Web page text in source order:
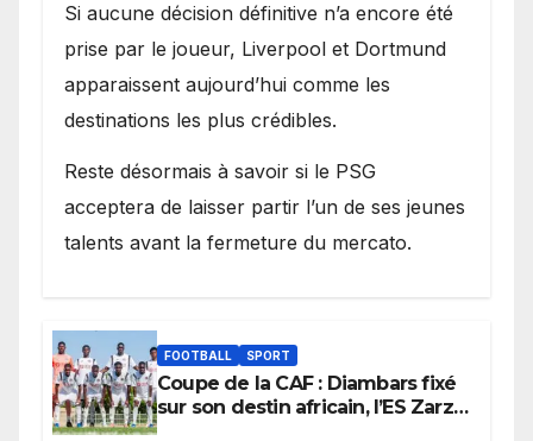
Si aucune décision définitive n’a encore été
prise par le joueur, Liverpool et Dortmund
apparaissent aujourd’hui comme les
destinations les plus crédibles.
Reste désormais à savoir si le PSG
acceptera de laisser partir l’un de ses jeunes
talents avant la fermeture du mercato.
FOOTBALL SPORT
Coupe de la CAF : Diambars fixé
sur son destin africain, l’ES Zarzis